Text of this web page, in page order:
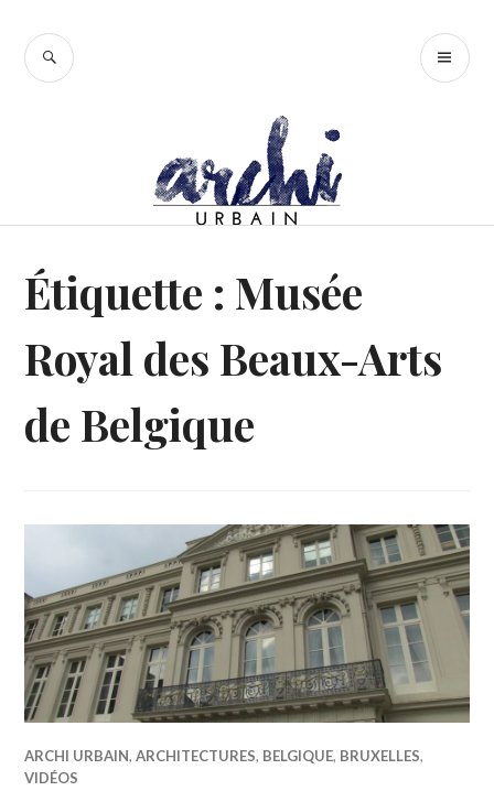
contenu
RECHERCHE
Étiquette : Musée
Royal des Beaux-Arts
de Belgique
ARCHI URBAIN,ARCHITECTURES, BELGIQUE, BRUXELLES,
VIDÉOS